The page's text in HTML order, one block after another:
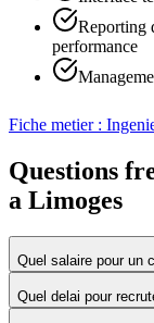
Reporting
performance
Fiche metier :
Questions
a Limoges
Quel salaire pour un
Quel delai pour